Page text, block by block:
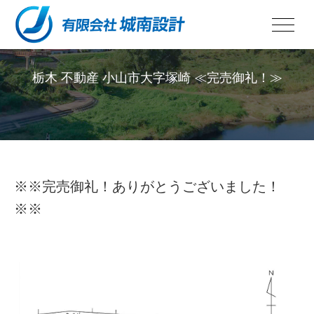
栃木 不動産 小山市大字塚崎 ≪完売御礼！≫
※※完売御礼！ありがとうございました！
※※